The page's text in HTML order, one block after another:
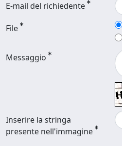
E-mail del richiedente
File
Messaggio
Inserire la stringa
presente nell'immagine